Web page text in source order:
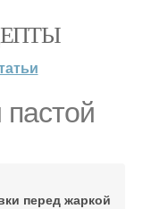
перед жаркой